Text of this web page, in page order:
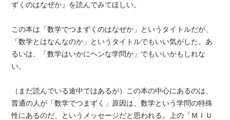
ずくのはなぜか』を読んでみてほしい。
この本は「数学でつまずくのはなぜか」というタイトルだが、
「数学とはなんなのか」というタイトルでもいい気がした。あ
るいは、「数学はいかにヘンな学問か」でもいいかもしれな
い。
（まだ読んでいる途中ではあるが）この本の中心にあるのは、
普通の人が「数学でつまずく」原因は、数学という学問の特殊
性にあるのだ、というメッセージだと思われる。上の「ＭＩＵ